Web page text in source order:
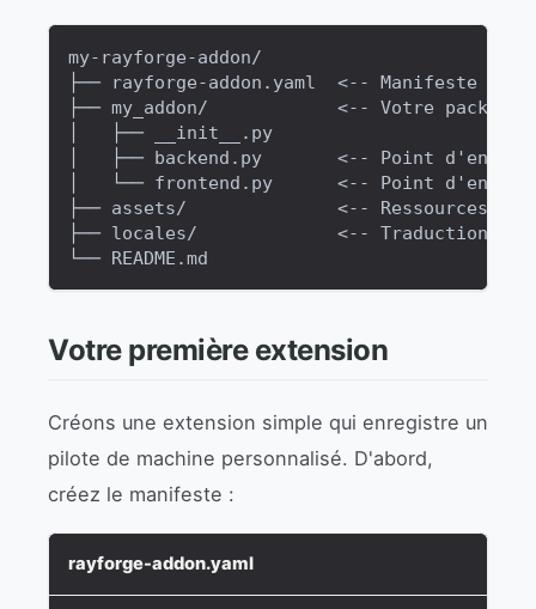
my-rayforge-addon/
├── rayforge-addon.yaml  <-- Manifeste
├── my_addon/            <-- Votre package
│   ├── __init__.py
│   ├── backend.py       <-- Point d'entrée
│   └── frontend.py      <-- Point
├── assets/              <-- Ressources
├── locales/             <-- Traductions
└── README.md
Votre première extension
Créons une extension simple qui enregistre un
pilote de machine personnalisé. D'abord,
créez le manifeste :
rayforge-addon.yaml